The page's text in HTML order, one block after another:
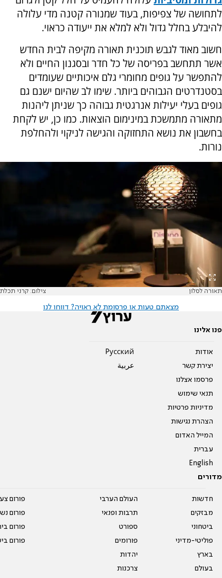
לתחושה של צפיפות, בעוד שמנורה קטנה מדי עלולה
להיבלע בחלל גדול ולא למלא את ייעודה כראוי.
חשוב מאוד לגבש תוכנית תאורה מקיפה לבית החדש
אשר תתחשב בפריסה של כל חדר ובסגנון החיים ולא
להתפשר על גופים מחומרי גלם איכותיים שעומדים
בסטנדרטים הגבוהים ביותר. שימו לב שהיום ישנם גם
גופים בעלי יעילות אנרגטית גבוהה כך שניתן ליהנות
מתאורה מתמשכת במינימום הוצאות. כמו כן, יש לקחת
בחשבון את נושא התחזוקה והגישה לניקוי ולהחלפת
נורות.
תאורה לסלון צילום: קרני תכלת
מצאתם טעות או פרסומת לא ראויה? דווחו לנו
פנו אלינו
אודות
יצירת קשר
פרסמו אצלנו
תנאי שימוש
מדיניות פרטיות
הצהרת נגישות
המייל האדום
עברית
English
Pусский
عربية
מדורים
חדשות
מבזקים
ביטחוני
פוליטי-מדיני
בארץ
בעולם
העולם הערבי
תרבות ופנאי
ספורט
פורומים
יהדות
צרכנות
פורום
פורום
פורום
פורום